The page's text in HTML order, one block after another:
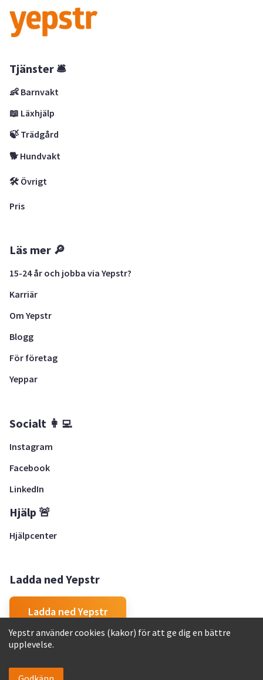
Tjänster 🛎
👶 Barnvakt
📖 Läxhjälp
🍃 Trädgård
🐕 Hundvakt
🛠 Övrigt
Pris
Läs mer 🔎
15-24 år och jobba via Yepstr?
Karriär
Om Yepstr
Blogg
För företag
Yeppar
Socialt 👩‍💻
Instagram
Facebook
LinkedIn
Hjälp 🚨
Hjälpcenter
Ladda ned Yepstr
Ladda ned Yepstr
Yepstr AB • Org. 556997-9817 • Skeppsbron 28, 111 30
Stockholm
Yepstr använder cookies (kakor) för att ge dig en bättre
upplevelse.